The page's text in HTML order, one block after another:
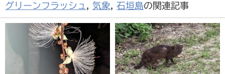
グリーンフラッシュ , 気象, 石垣島の関連記事